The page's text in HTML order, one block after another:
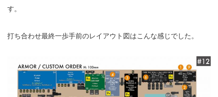
す。
打ち合わせ最終一歩手前のレイアウト図はこんな感じでした。